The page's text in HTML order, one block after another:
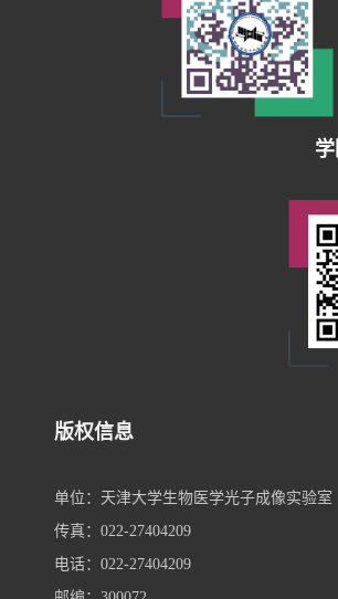
版权信息
单位：天津大学生物医学光子成像实验室
传真：022-27404209
电话：022-27404209